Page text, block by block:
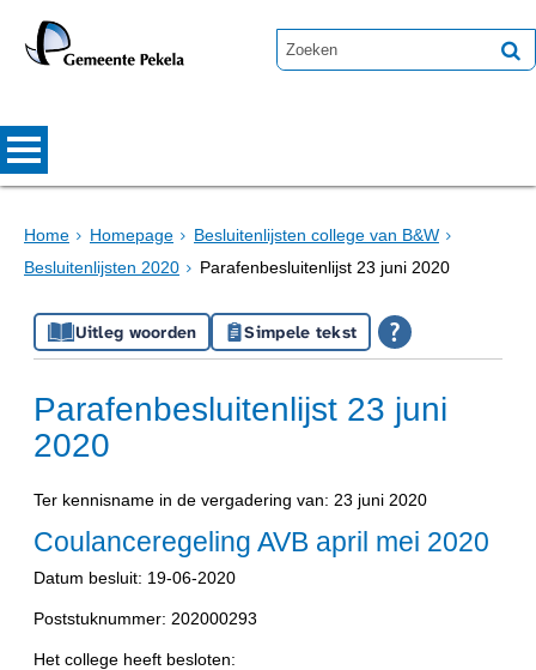
Home Homepage
Besluitenlijsten college van B&W
Besluitenlijsten 2020
Parafenbesluitenlijst 23 juni 2020
Uitleg woorden Simpele tekst
Parafenbesluitenlijst 23 juni
2020
Ter kennisname in de vergadering van: 23 juni 2020
Coulanceregeling AVB april mei 2020
Datum besluit: 19-06-2020
Poststuknummer: 202000293
Het college heeft besloten: